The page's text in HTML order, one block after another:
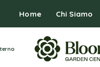
Home Chi Siamo